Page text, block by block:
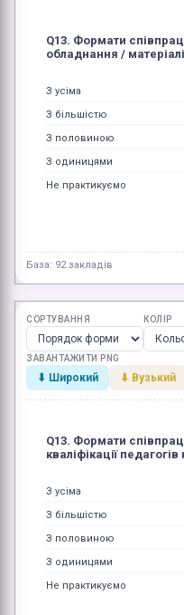
З усіма
З більшістю
З половиною
З одиницями
Не практикуємо
Q13. Формати
обладнання /
База: 92 закладів
СОРТУВАННЯ КОЛІР
ЗАВАНТАЖИТИ PNG
⬇ Широкий ⬇ Вузький
З усіма
З більшістю
З половиною
З одиницями
Не практикуємо
Q13. Формати
кваліфікації